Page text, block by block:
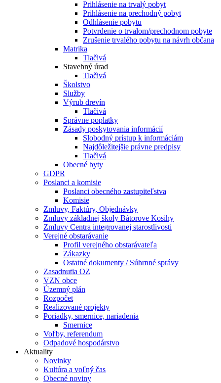
Prihlásenie na trvalý pobyt
Prihlásenie na prechodný pobyt
Odhlásenie pobytu
Potvrdenie o trvalom/prechodnom pobyte
Zrušenie trvalého pobytu na návrh občana
Matrika
Tlačivá
Stavebný úrad
Tlačivá
Školstvo
Služby
Výrub drevín
Tlačivá
Správne poplatky
Zásady poskytovania informácií
Slobodný prístup k informáciám
Najdôležitejšie právne predpisy
Tlačivá
Obecné byty
GDPR
Poslanci a komisie
Poslanci obecného zastupiteľstva
Komisie
Zmluvy, Faktúry, Objednávky
Zmluvy základnej školy Bátorove Kosihy
Zmluvy Centra integrovanej starostlivosti
Verejné obstarávanie
Profil verejného obstarávateľa
Zákazky
Ostatné dokumenty / Súhrnné správy
Zasadnutia OZ
VZN obce
Územný plán
Rozpočet
Realizované projekty
Poriadky, smernice, nariadenia
Smernice
Voľby, referendum
Odpadové hospodárstvo
Aktuality
Novinky
Kultúra a voľný čas
Obecné noviny